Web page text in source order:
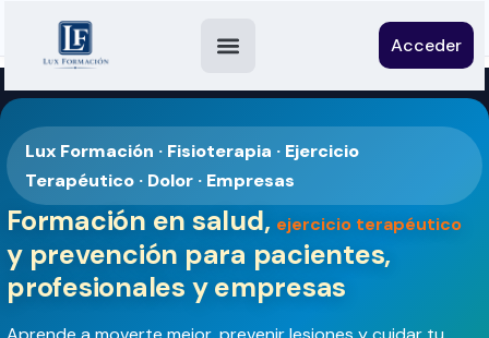
Acceder
Lux Formación · Fisioterapia · Ejercicio
Terapéutico · Dolor · Empresas
Formación en salud, ejercicio terapéutico
y prevención para pacientes,
profesionales y empresas